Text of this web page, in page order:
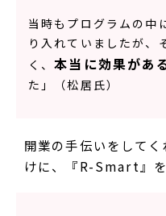
当時もプログラムの中
り入れていましたが、
く、本当に効果があ
た」（松居氏）
開業の手伝いをして
けに、『R-Smart』を